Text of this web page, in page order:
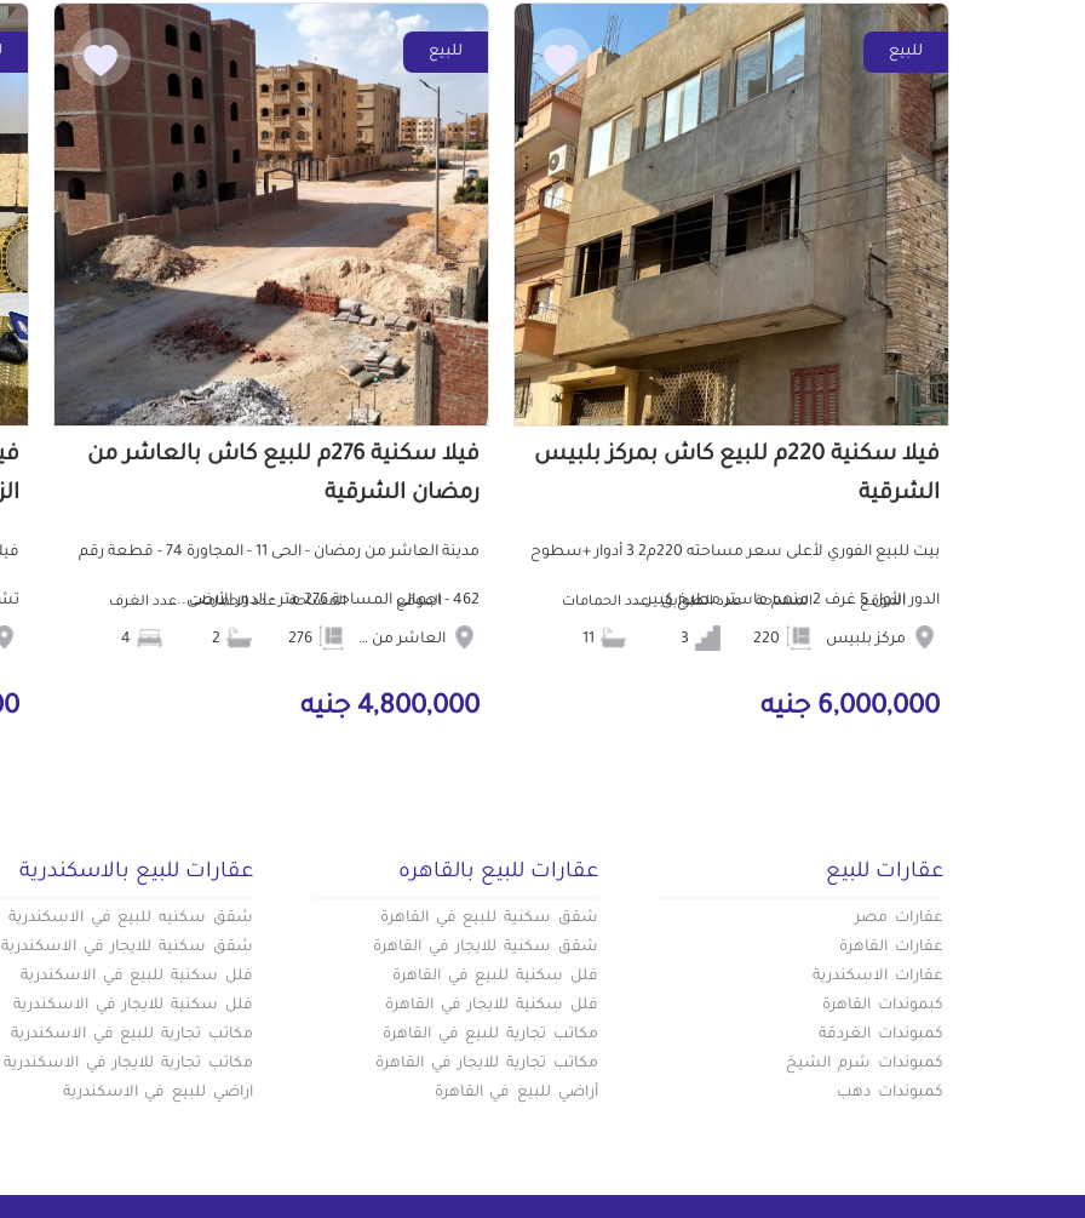
للبيع
فيلا سكنية 220م للبيع كاش بمركز بلبيس
الشرقية
بيت للبيع الفوري لأعلى سعر مساحته 220م2 3 أدوار +سطوح
الدور الأول 5 غرف 2 منهم ماستر مطبخ كبير ...
الموقع
مركز بلبيس
المساحة عدد الطوابق عدد الحمامات
6,000,000 جنيه
للبيع
فيلا سكنية 276م للبيع كاش بالعاشر من
رمضان الشرقية
مدينة العاشر من رمضان - الحى 11 - المجاورة 74 - قطعة رقم
462 - اجمالى المساحة 276 متر - الدور الأرضى... الموقع
العاشر من رمضان
المساحة عدد الحمامات عدد الغرف
4,800,000 جنيه
عقارات للبيع
عقارات مصر
عقارات القاهرة
عقارات الاسكندرية
كبموندات القاهرة
كمبوندات الغردقة
كمبوندات شرم الشيخ
كمبوندات دهب
عقارات للبيع بالقاهره
شقق سكنية للبيع في القاهرة
شقق سكنية للايجار في القاهرة
فلل سكنية للبيع في القاهرة
فلل سكنية للايجار في القاهرة
مكاتب تجارية للبيع في القاهرة
مكاتب تجارية للايجار في القاهرة
أراضي للبيع في القاهرة
عقارات للبيع بالاسكندرية
شقق سكنيه للبيع في الاسكندرية
شقق سكنية للايجار في الاسكندرية
فلل سكنية للبيع في الاسكندرية
فلل سكنية للايجار في الاسكندرية
مكاتب تجارية للبيع في الاسكندرية
مكاتب تجارية للايجار في الاسكندرية
اراضي للبيع في الاسكندرية